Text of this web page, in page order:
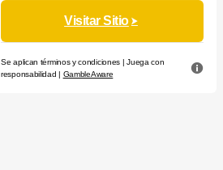
Visitar Sitio
Se aplican términos y condiciones | Juega con
responsabilidad | GambleAware